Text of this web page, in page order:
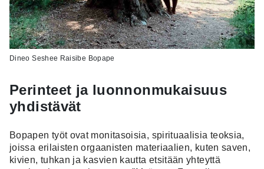
Dineo Seshee Raisibe Bopape
Perinteet ja luonnonmukaisuus
yhdistävät
Bopapen työt ovat monitasoisia, spirituaalisia teoksia,
joissa erilaisten orgaanisten materiaalien, kuten saven,
kivien, tuhkan ja kasvien kautta etsitään yhteyttä